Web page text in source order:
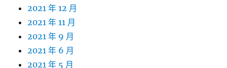
2021 年 12 月
2021 年 11 月
2021 年 9 月
2021 年 6 月
2021 年 5 月